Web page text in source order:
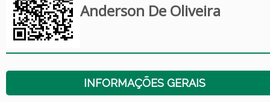
Anderson De Oliveira
INFORMAÇÕES GERAIS